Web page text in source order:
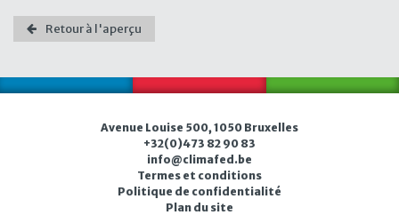
Retour à l'aperçu
Avenue Louise 500, 1050 Bruxelles
+32(0)473 82 90 83
info@climafed. be
Termes et conditions
Politique de confidentialité
Plan du site